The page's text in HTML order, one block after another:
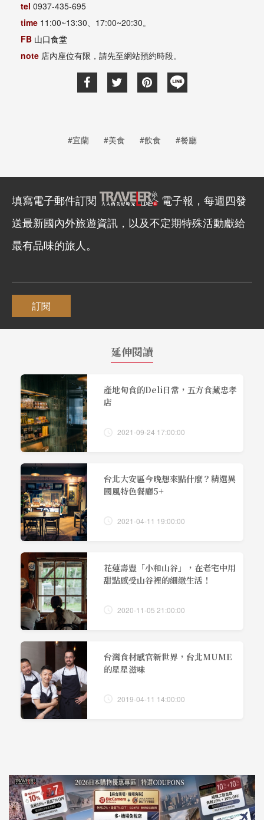
tel 0937-435-695
time 11:00~13:30、17:00~20:30。
FB 山口食堂
note 店內座位有限，請先至網站預約時段。
#宜蘭 #美食 #飲食 #餐廳
填寫電子郵件訂閱
電子報，每週四發
送最新國內外旅遊資訊，以及不定期特殊活動獻給
最有品味的旅人。
訂閱
延伸閱讀
產地旬食的Deli日常，五方食藏忠孝
店
2021-09-24 17:00:00
台北大安區今晚想來點什麼？精選異
國風特色餐廳5+
2021-04-11 19:00:00
花蓮壽豐「小和山谷」，在老宅中用
甜點感受山谷裡的細緻生活！
2020-11-05 21:00:00
台灣食材感官新世界，台北MUME
的星星滋味
2019-04-11 14:00:00